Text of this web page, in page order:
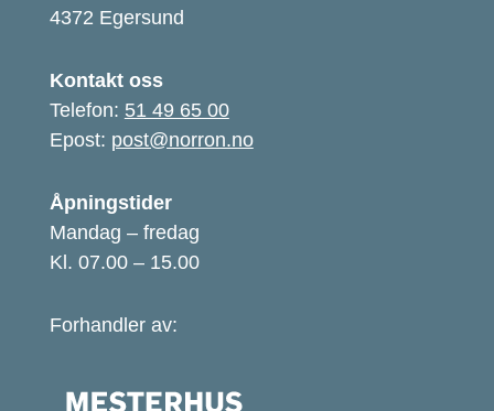
4372 Egersund
Kontakt oss
Telefon: 51 49 65 00
Epost: post@norron.no
Åpningstider
Mandag – fredag
Kl. 07.00 – 15.00
Forhandler av: